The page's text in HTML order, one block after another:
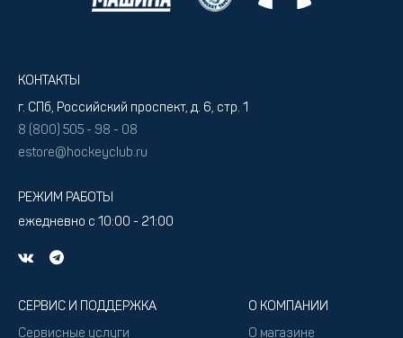
КОНТАКТЫ
г. СПб, Российский проспект, д. 6, стр. 1
8 (800) 505 - 98 - 08
estore@hockeyclub.ru
РЕЖИМ РАБОТЫ
ежедневно с 10:00 - 21:00
СЕРВИС И ПОДДЕРЖКА
Сервисные услуги
О КОМПАНИИ
О магазине